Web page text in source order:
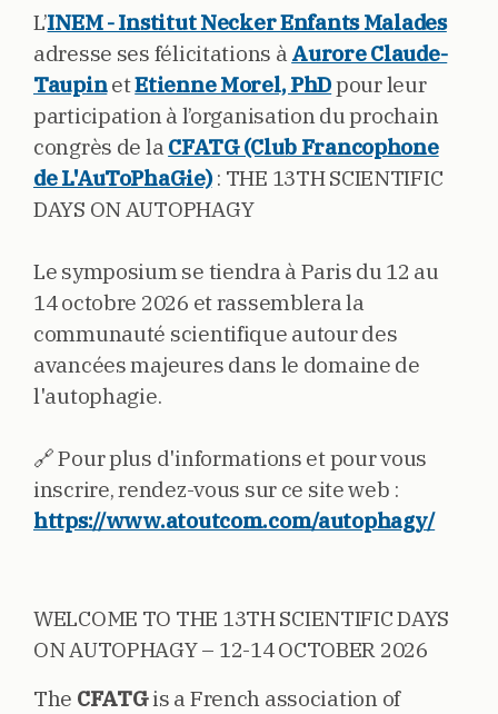
L’INEM - Institut Necker Enfants Malades
adresse ses félicitations à Aurore Claude-
TaupinetEtienne Morel, PhDpour leur
participation à l’organisation du prochain
congrès de la CFATG (Club Francophone
de L'AuToPhaGie): THE 13TH SCIENTIFIC
DAYS ON AUTOPHAGY
Le symposium se tiendra à Paris du 12 au
14 octobre 2026 et rassemblera la
communauté scientifique autour des
avancées majeures dans le domaine de
l'autophagie.
🔗 Pour plus d'informations et pour vous
inscrire, rendez-vous sur ce site web :
https://www.atoutcom.com/autophagy/
WELCOME TO THE 13TH SCIENTIFIC DAYS
ON AUTOPHAGY – 12-14 OCTOBER 2026
The CFATGis a French association of